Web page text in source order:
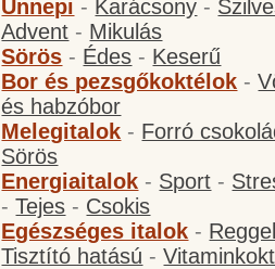
Ünnepi - Karácsony -
Advent - Mikulás
Sörös - Édes - Keserű
Bor és pezsgőkoktélok -
és habzóbor
Melegitalok - Forró
Sörös
Energiaitalok - Sport -
-Tejes - Csokis
Egészséges italok -
Tisztító hatású -